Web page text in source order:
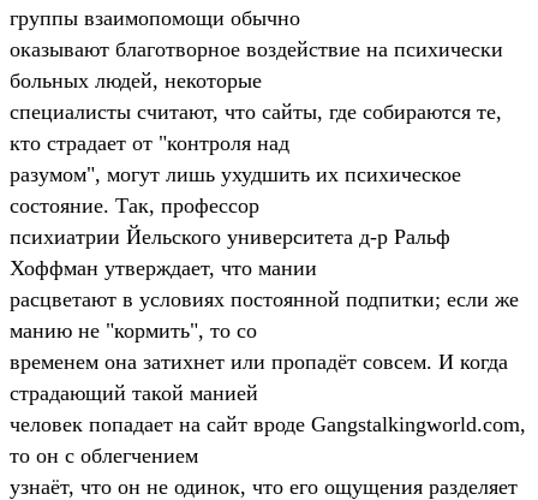
группы взаимопомощи обычно
оказывают благотворное воздействие на психически
больных людей, некоторые
специалисты считают, что сайты, где собираются те,
кто страдает от "контроля над
разумом", могут лишь ухудшить их психическое
состояние. Так, профессор
психиатрии Йельского университета д-р Ральф
Хоффман утверждает, что мании
расцветают в условиях постоянной подпитки; если же
манию не "кормить", то со
временем она затихнет или пропадёт совсем. И когда
страдающий такой манией
человек попадает на сайт вроде Gangstalkingworld.com,
то он с облегчением
узнаёт, что он не одинок, что его ощущения разделяет